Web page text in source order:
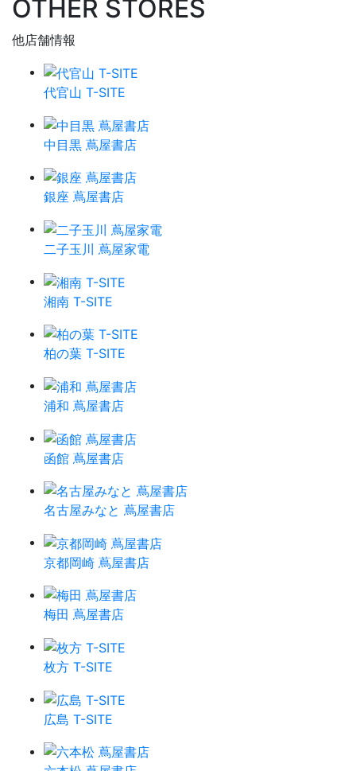
OTHER STORES
他店舗情報
代官山 T-SITE
中目黒 蔦屋書店
銀座 蔦屋書店
二子玉川 蔦屋家電
湘南 T-SITE
柏の葉 T-SITE
浦和 蔦屋書店
函館 蔦屋書店
名古屋みなと 蔦屋書店
京都岡崎 蔦屋書店
梅田 蔦屋書店
枚方 T-SITE
広島 T-SITE